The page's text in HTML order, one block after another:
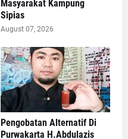
Masyarakat Kampung
Sipias
August 07, 2026
Pengobatan Alternatif Di
Purwakarta H.Abdulazis